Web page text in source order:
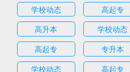
学校动态
高起专
高升本
学校动态
高起专
专升本
学校动态
高起专